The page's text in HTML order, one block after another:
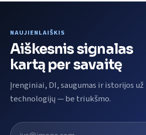
NAUJIENLAIŠKIS
Aiškesnis signalas
kartą per savaitę
Įrenginiai, DI, saugumas ir istorijos už
technologijų — be triukšmo.
El. pašto adresas